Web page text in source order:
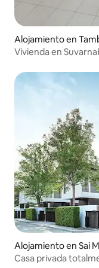
Alojamiento en
Vivienda en
Alojamiento en Sai
Casa privada